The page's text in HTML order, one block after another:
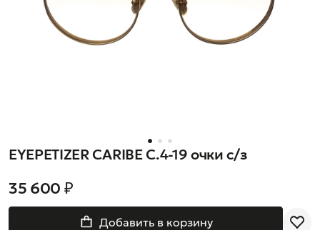
EYEPETIZER CARIBE C.4-19 очки с/з
35 600 ₽
Добавить в корзину